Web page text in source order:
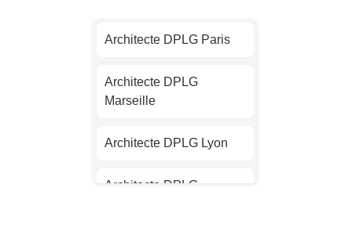
Architecte DPLG Paris
Architecte DPLG
Marseille
Architecte DPLG Lyon
Architecte DPLG